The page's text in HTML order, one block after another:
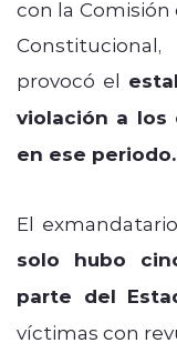
con la
provocó el
violación a los
en ese periodo.
El
solo hubo
parte del
víctimas con